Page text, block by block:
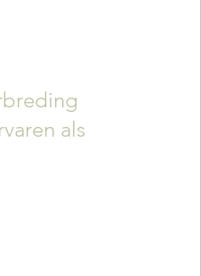
als